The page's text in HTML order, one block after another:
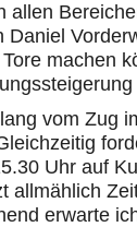
allen
machen
vom Zug
Uhr auf
allmählich
erwarte